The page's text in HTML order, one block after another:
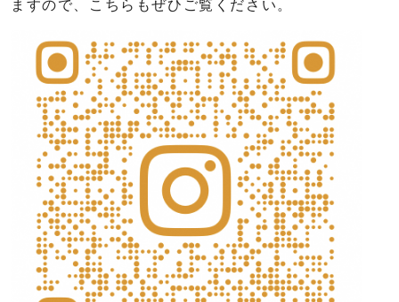
ますので、こちらもぜひご覧ください。